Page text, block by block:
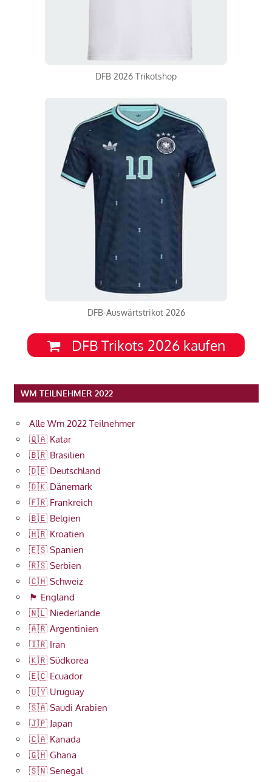
DFB 2026 Trikotshop
DFB-Auswärtstrikot 2026
DFB Trikots 2026 kaufen
WM TEILNEHMER 2022
Alle Wm 2022 Teilnehmer
🇶🇦 Katar
🇧🇷 Brasilien
🇩🇪 Deutschland
🇩🇰 Dänemark
🇫🇷 Frankreich
🇧🇪 Belgien
🇭🇷 Kroatien
🇪🇸 Spanien
🇷🇸 Serbien
🇨🇭 Schweiz
🏴󠁧󠁢󠁥󠁮󠁧󠁿 England
🇳🇱 Niederlande
🇦🇷 Argentinien
🇮🇷 Iran
🇰🇷 Südkorea
🇪🇨 Ecuador
🇺🇾 Uruguay
🇸🇦 Saudi Arabien
🇯🇵 Japan
🇨🇦 Kanada
🇬🇭 Ghana
🇸🇳 Senegal